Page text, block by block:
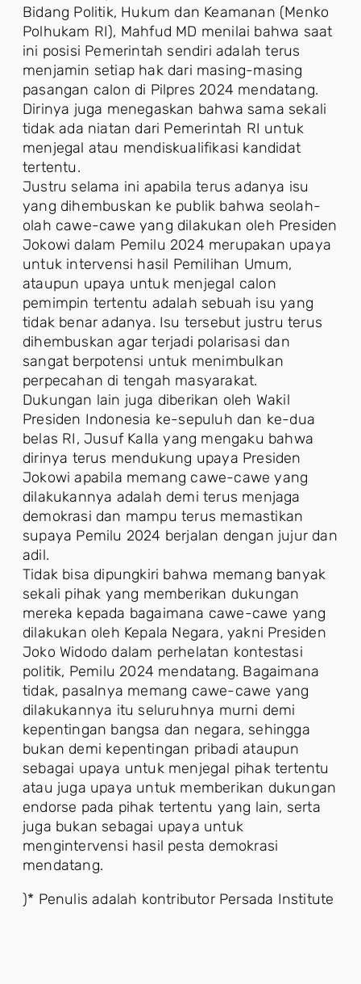
Bidang Politik, Hukum dan Keamanan (Menko
Polhukam RI), Mahfud MD menilai bahwa saat
ini posisi Pemerintah sendiri adalah terus
menjamin setiap hak dari masing-masing
pasangan calon di Pilpres 2024 mendatang.
Dirinya juga menegaskan bahwa sama sekali
tidak ada niatan dari Pemerintah RI untuk
menjegal atau mendiskualifikasi kandidat
tertentu.
Justru selama ini apabila terus adanya isu
yang dihembuskan ke publik bahwa seolah-
olah cawe-cawe yang dilakukan oleh Presiden
Jokowi dalam Pemilu 2024 merupakan upaya
untuk intervensi hasil Pemilihan Umum,
ataupun upaya untuk menjegal calon
pemimpin tertentu adalah sebuah isu yang
tidak benar adanya. Isu tersebut justru terus
dihembuskan agar terjadi polarisasi dan
sangat berpotensi untuk menimbulkan
perpecahan di tengah masyarakat.
Dukungan lain juga diberikan oleh Wakil
Presiden Indonesia ke-sepuluh dan ke-dua
belas RI, Jusuf Kalla yang mengaku bahwa
dirinya terus mendukung upaya Presiden
Jokowi apabila memang cawe-cawe yang
dilakukannya adalah demi terus menjaga
demokrasi dan mampu terus memastikan
supaya Pemilu 2024 berjalan dengan jujur dan
adil.
Tidak bisa dipungkiri bahwa memang banyak
sekali pihak yang memberikan dukungan
mereka kepada bagaimana cawe-cawe yang
dilakukan oleh Kepala Negara, yakni Presiden
Joko Widodo dalam perhelatan kontestasi
politik, Pemilu 2024 mendatang. Bagaimana
tidak, pasalnya memang cawe-cawe yang
dilakukannya itu seluruhnya murni demi
kepentingan bangsa dan negara, sehingga
bukan demi kepentingan pribadi ataupun
sebagai upaya untuk menjegal pihak tertentu
atau juga upaya untuk memberikan dukungan
endorse pada pihak tertentu yang lain, serta
juga bukan sebagai upaya untuk
mengintervensi hasil pesta demokrasi
mendatang.
)* Penulis adalah kontributor Persada Institute